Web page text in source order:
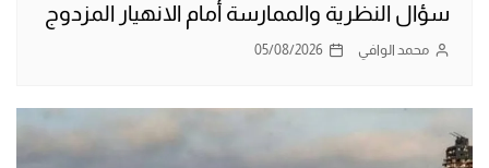
سؤال النظرية والممارسة أمام الانهيار المزدوج
محمد الوافي 05/08/2026